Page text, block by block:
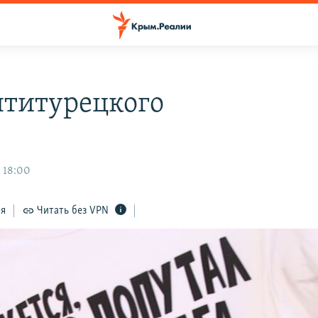
18:00
Читать без VPN